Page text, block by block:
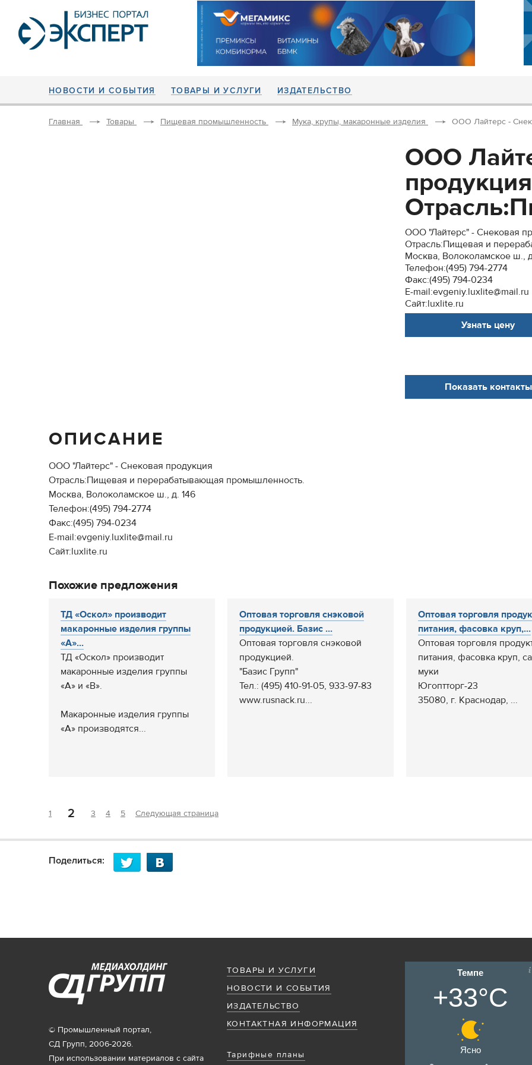
НОВОСТИ И СОБЫТИЯ ТОВАРЫ И УСЛУГИ ИЗДАТЕЛЬСТВО
Главная Товары Пищевая промышленность Мука, крупы, макаронные изделия ООО Лайтерс -
ООО
продукция
ООО "Лайтерс" - Снековая
Отрасль:Пищевая и
Москва, Волоколамское ш.,
Телефон:(495) 794-2774
Факс:(495) 794-0234
E-mail:evgeniy.luxlite@mail.ru
Сайт:luxlite.ru
Узнать цену
Показать контакты
ОПИСАНИЕ
ООО "Лайтерс" - Снековая продукция
Отрасль:Пищевая и перерабатывающая промышленность.
Москва, Волоколамское ш., д. 146
Телефон:(495) 794-2774
Факс:(495) 794-0234
E-mail:evgeniy.luxlite@mail.ru
Сайт:luxlite.ru
Похожие предложения
ТД «Оскол» производит
макаронные изделия группы
«А»...
ТД «Оскол» производит
макаронные изделия группы
«А» и «В».
Макаронные изделия группы
«А» производятся...
Оптовая торговля снэковой
продукцией. Базис ...
Оптовая торговля снэковой
продукцией.
"Базис Групп"
Тел.: (495) 410-91-05, 933-97-83
www.rusnack.ru...
Оптовая торговля
питания, фасовка круп,...
Оптовая торговля
питания, фасовка круп,
муки
Югоптторг-23
35080, г. Краснодар, ...
1 2 3 4 5 Следующая страница
Поделиться:
ТОВАРЫ И УСЛУГИ
НОВОСТИ И СОБЫТИЯ
ИЗДАТЕЛЬСТВО
КОНТАКТНАЯ ИНФОРМАЦИЯ
Тарифные планы
© Промышленный портал,
СД Групп, 2006-2026.
При использовании материалов с сайта
Темпе
+33°C
Ясно